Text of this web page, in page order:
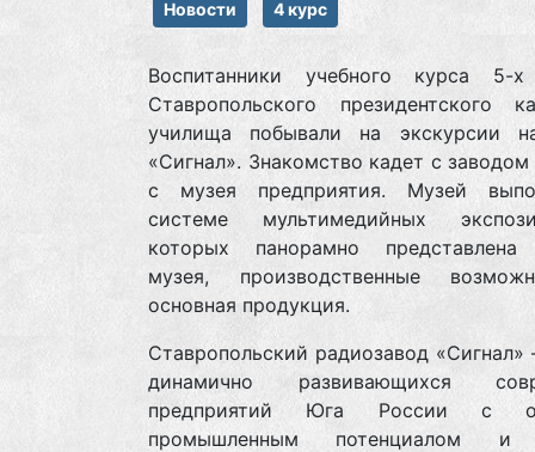
Новости 4 курс
Воспитанники учебного курса 5-х
Ставропольского президентского
училища побывали на экскурсии
«Сигнал». Знакомство кадет с заводом
с музея предприятия. Музей
системе мультимедийных
которых панорамно представлена
музея, производственные
основная продукция.
Ставропольский радиозавод «Сигнал»
динамично развивающихся
предприятий Юга России с
промышленным потенциалом и